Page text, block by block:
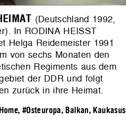
(Deutschland 1992,
In RODINA HEISST
Helga Reidemeister 1991
von sechs Monaten den
Regiments aus dem
der DDR und folgt
zurück in ihre Heimat.
, #Osteuropa, Balkan, Kaukasus